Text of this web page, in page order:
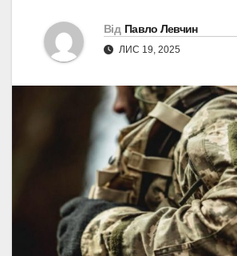
Від Павло Левчин
ЛИС 19, 2025